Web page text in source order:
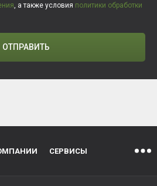
, а также условия политики обработки
ОТПРАВИТЬ
СЕРВИСЫ